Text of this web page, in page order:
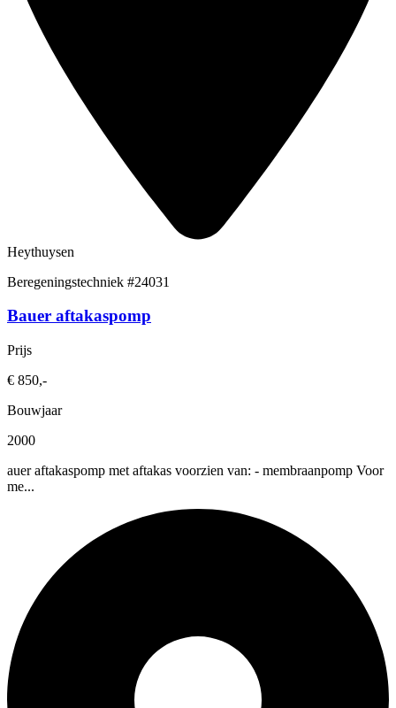
Heythuysen
Beregeningstechniek #24031
Bauer aftakaspomp
Prijs
€ 850,-
Bouwjaar
2000
auer aftakaspomp met aftakas voorzien van: - membraanpomp Voor
me...